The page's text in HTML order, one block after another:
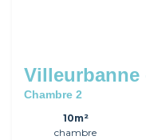
Villeurbanne
Chambre 2
10m²
chambre